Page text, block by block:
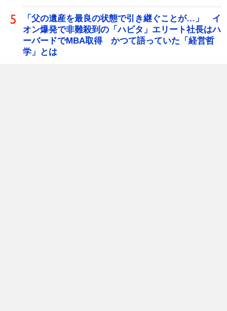
「父の遺産を最良の状態で引き継ぐことが…」 イ
オン爆発で非難殺到の「ハビタ」エリート社長はハ
ーバードでMBA取得 かつて語っていた「経営哲
学」とは